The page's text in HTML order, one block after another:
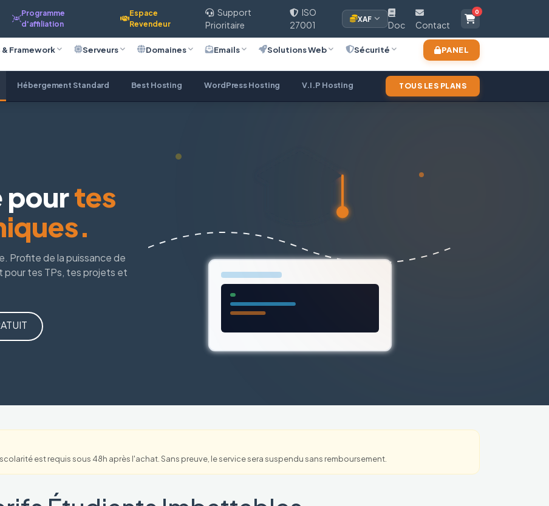
Programme
d'affiliation
Espace
Revendeur
Support
Prioritaire
ISO
27001
XAF
Doc Contact
0
& Framework Serveurs Domaines Emails Solutions Web Sécurité PANEL
Hébergement Standard Best Hosting WordPress Hosting V.I.P Hosting Revendeur Web Website Builder
TOUS LES PLANS
pourtes
Profite de la puissance de
pour tes TPs, tes projets et
est requis sous 48h après l'achat. Sans preuve, le service sera suspendu sans remboursement.